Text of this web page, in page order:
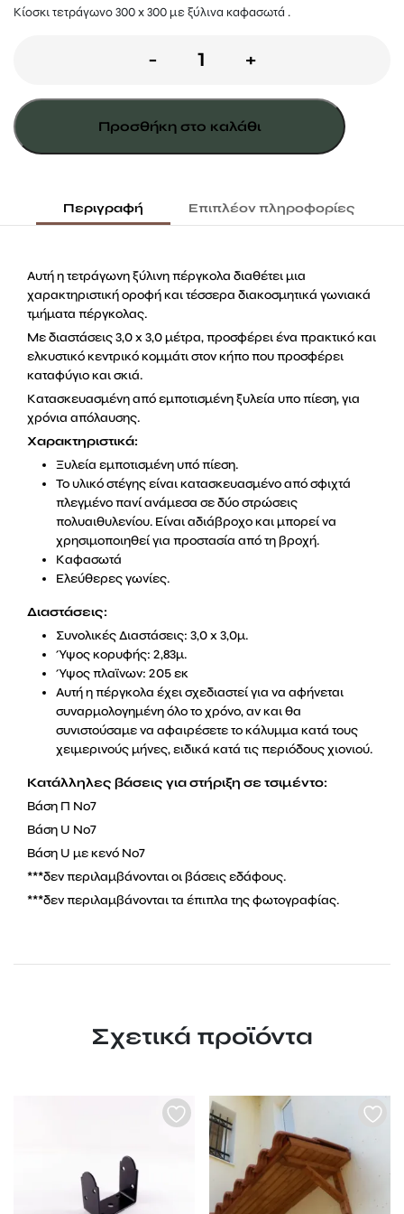
Κίοσκι τετράγωνο 300 x 300 με ξύλινα καφασωτά .
-
ΚΙΟΣΚΙ
X
ποσότητα
+
Προσθήκη στο καλάθι
Περιγραφή Επιπλέον πληροφορίες
Αυτή η τετράγωνη ξύλινη πέργκολα διαθέτει μια
χαρακτηριστική οροφή και τέσσερα διακοσμητικά γωνιακά
τμήματα πέργκολας.
Με διαστάσεις 3,0 x 3,0 μέτρα, προσφέρει ένα πρακτικό και
ελκυστικό κεντρικό κομμάτι στον κήπο που προσφέρει
καταφύγιο και σκιά.
Κατασκευασμένη από εμποτισμένη ξυλεία υπο πίεση, για
χρόνια απόλαυσης.
Χαρακτηριστικά:
Ξυλεία εμποτισμένη υπό πίεση.
Το υλικό στέγης είναι κατασκευασμένο από σφιχτά
πλεγμένο πανί ανάμεσα σε δύο στρώσεις
πολυαιθυλενίου. Είναι αδιάβροχο και μπορεί να
χρησιμοποιηθεί για προστασία από τη βροχή.
Καφασωτά
Ελεύθερες γωνίες.
Διαστάσεις:
Συνολικές Διαστάσεις: 3,0 x 3,0μ.
Ύψος κορυφής: 2,83μ.
Ύψος πλαϊνων: 205 εκ
Αυτή η πέργκολα έχει σχεδιαστεί για να αφήνεται
συναρμολογημένη όλο το χρόνο, αν και θα
συνιστούσαμε να αφαιρέσετε το κάλυμμα κατά τους
χειμερινούς μήνες, ειδικά κατά τις περιόδους χιονιού.
Κατάλληλες βάσεις για στήριξη σε τσιμέντο:
Βάση Π Νο7
Βάση U Νο7
Βάση U με κενό Νο7
***δεν περιλαμβάνονται οι βάσεις εδάφους.
***δεν περιλαμβάνονται τα έπιπλα της φωτογραφίας.
Σχετικά προϊόντα